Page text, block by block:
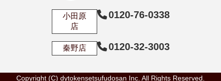
小田原
店
0120-76-0338
秦野店 0120-32-3003
Copyright (C) dytokensetsufudosan Inc. All Rights Reserved.